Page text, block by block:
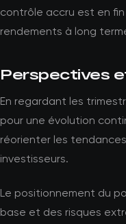
contrôle accru est en
rendements à long
Perspectives
En regardant les
pour une évolution
réorienter les
investisseurs.
Le positionnement du
base et des risques